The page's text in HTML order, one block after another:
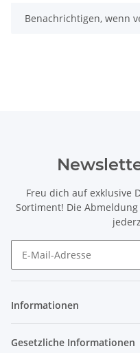
Benachrichtigen, wenn
Freu dich auf exklusive
Sortiment! Die
Informationen
Gesetzliche Informationen